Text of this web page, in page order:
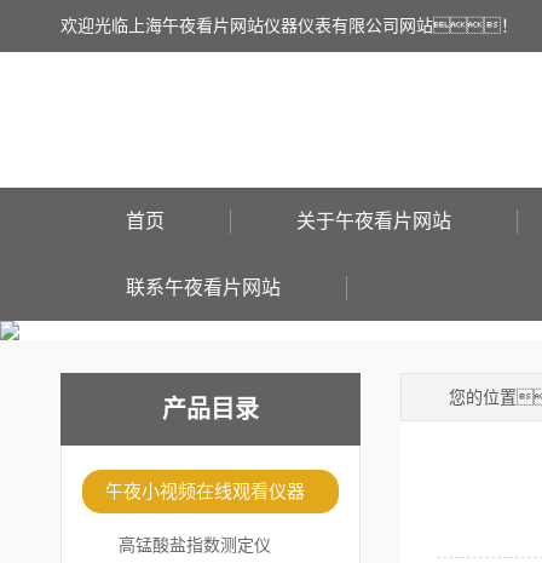
欢迎光临上海午夜看片网站仪器仪表有限公司网站！
首页 关于午夜看片网站
联系午夜看片网站
产品目录
午夜小视频在线观看仪器
高锰酸盐指数测定仪
您的位